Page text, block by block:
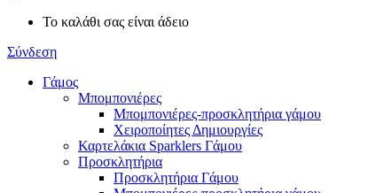
Το καλάθι σας είναι άδειο
Σύνδεση
Γάμος
Μπομπονιέρες
Μπομπονιέρες-προσκλητήρια γάμου
Χειροποίητες Δημιουργίες
Καρτελάκια Sparklers Γάμου
Προσκλητήρια
Προσκλητήρια Γάμου